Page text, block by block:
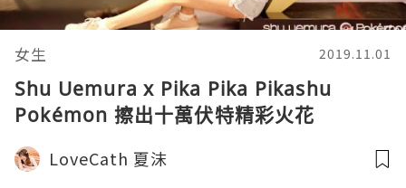
女生 2019.11.01
Shu Uemura x Pika Pika Pikashu
Pokémon 擦出十萬伏特精彩火花
LoveCath 夏沫